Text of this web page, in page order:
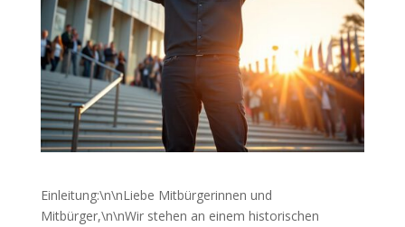
Einleitung:\n\nLiebe Mitbürgerinnen und
Mitbürger,\n\nWir stehen an einem historischen